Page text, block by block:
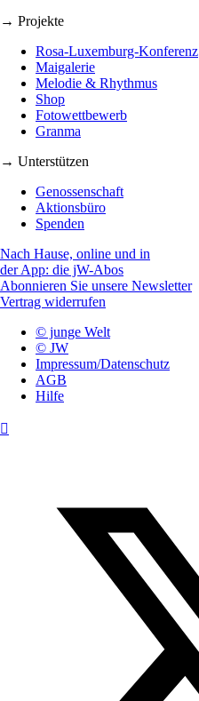
→ Projekte
Rosa-Luxemburg-Konferenz
Maigalerie
Melodie & Rhythmus
Shop
Fotowettbewerb
Granma
→ Unterstützen
Genossenschaft
Aktionsbüro
Spenden
Nach Hause, online und in
der App: die jW-Abos
Abonnieren Sie unsere Newsletter
Vertrag widerrufen
© junge Welt
© JW
Impressum/Datenschutz
AGB
Hilfe